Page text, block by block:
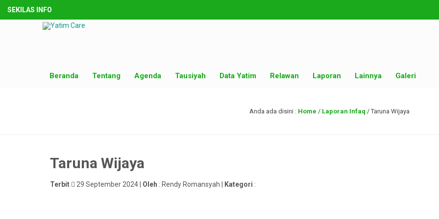
SEKILAS INFO
Beranda Tentang Agenda Tausiyah Data Yatim Relawan Laporan Lainnya Galeri
Anda ada disini : Home / Laporan Infaq /Taruna Wijaya
Taruna Wijaya
Terbit 29 September 2024 | Oleh : Rendy Romansyah | Kategori :